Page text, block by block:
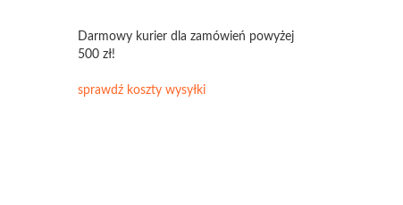
Darmowy kurier dla zamówień powyżej
500 zł!
sprawdź koszty wysyłki